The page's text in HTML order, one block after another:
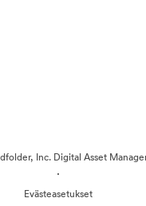
Inc. Digital Asset
·
Evästeasetukset